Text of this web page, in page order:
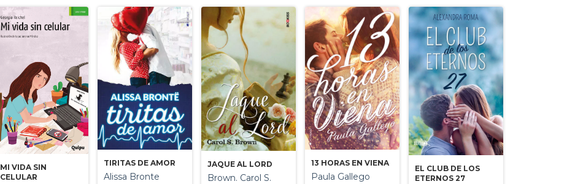
MI VIDA SIN
CELULAR
TIRITAS DE AMOR
Alissa Bronte
JAQUE AL LORD
Brown. Carol S.
13 HORAS EN VIENA
Paula Gallego
EL CLUB DE LOS
ETERNOS 27